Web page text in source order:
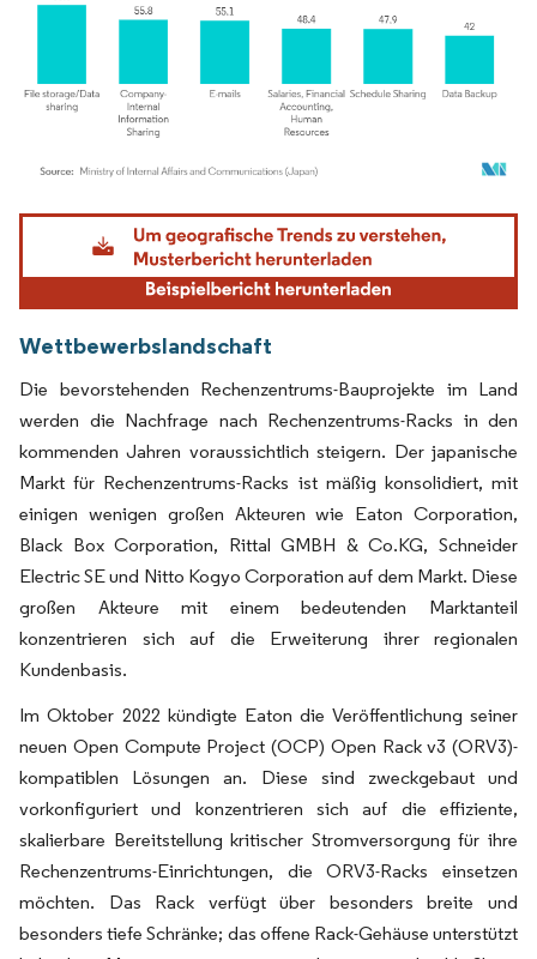
Bild © Mordor Intelligence. Wiederverwendung erfordert Namensnennung gemäß
Wettbewerbslandschaft
Die bevorstehenden Rechenzentrums-Bauprojekte im Land
werden die Nachfrage nach Rechenzentrums-Racks in den
kommenden Jahren voraussichtlich steigern. Der japanische
Markt für Rechenzentrums-Racks ist mäßig konsolidiert, mit
einigen wenigen großen Akteuren wie Eaton Corporation,
Black Box Corporation, Rittal GMBH & Co.KG, Schneider
Electric SE und Nitto Kogyo Corporation auf dem Markt. Diese
großen Akteure mit einem bedeutenden Marktanteil
konzentrieren sich auf die Erweiterung ihrer regionalen
Kundenbasis.
Im Oktober 2022 kündigte Eaton die Veröffentlichung seiner
neuen Open Compute Project (OCP) Open Rack v3 (ORV3)-
kompatiblen Lösungen an. Diese sind zweckgebaut und
vorkonfiguriert und konzentrieren sich auf die effiziente,
skalierbare Bereitstellung kritischer Stromversorgung für ihre
Rechenzentrums-Einrichtungen, die ORV3-Racks einsetzen
möchten. Das Rack verfügt über besonders breite und
besonders tiefe Schränke; das offene Rack-Gehäuse unterstützt